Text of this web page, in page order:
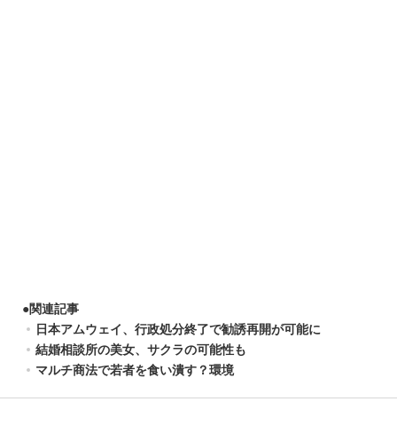
●関連記事
日本アムウェイ、行政処分終了で勧誘再開が可能に
結婚相談所の美女、サクラの可能性も
マルチ商法で若者を食い潰す？環境